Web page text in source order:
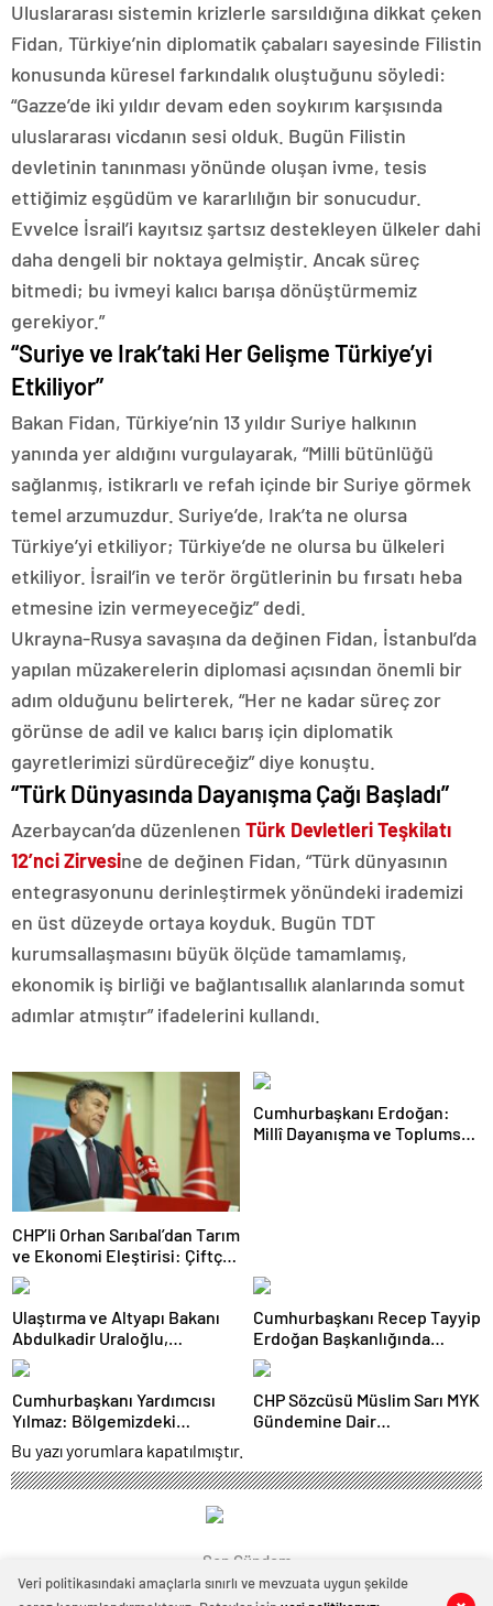
Uluslararası sistemin krizlerle sarsıldığına dikkat çeken
Fidan, Türkiye’nin diplomatik çabaları sayesinde Filistin
konusunda küresel farkındalık oluştuğunu söyledi:
“Gazze’de iki yıldır devam eden soykırım karşısında
uluslararası vicdanın sesi olduk. Bugün Filistin
devletinin tanınması yönünde oluşan ivme, tesis
ettiğimiz eşgüdüm ve kararlılığın bir sonucudur.
Evvelce İsrail’i kayıtsız şartsız destekleyen ülkeler dahi
daha dengeli bir noktaya gelmiştir. Ancak süreç
bitmedi; bu ivmeyi kalıcı barışa dönüştürmemiz
gerekiyor.”
“Suriye ve Irak’taki Her Gelişme Türkiye’yi
Etkiliyor”
Bakan Fidan, Türkiye’nin 13 yıldır Suriye halkının
yanında yer aldığını vurgulayarak, “Milli bütünlüğü
sağlanmış, istikrarlı ve refah içinde bir Suriye görmek
temel arzumuzdur. Suriye’de, Irak’ta ne olursa
Türkiye’yi etkiliyor; Türkiye’de ne olursa bu ülkeleri
etkiliyor. İsrail’in ve terör örgütlerinin bu fırsatı heba
etmesine izin vermeyeceğiz” dedi.
Ukrayna-Rusya savaşına da değinen Fidan, İstanbul’da
yapılan müzakerelerin diplomasi açısından önemli bir
adım olduğunu belirterek, “Her ne kadar süreç zor
görünse de adil ve kalıcı barış için diplomatik
gayretlerimizi sürdüreceğiz” diye konuştu.
“Türk Dünyasında Dayanışma Çağı Başladı”
Azerbaycan’da düzenlenen Türk Devletleri Teşkilatı
12’nci Zirvesine de değinen Fidan, “Türk dünyasının
entegrasyonunu derinleştirmek yönündeki irademizi
en üst düzeyde ortaya koyduk. Bugün TDT
kurumsallaşmasını büyük ölçüde tamamlamış,
ekonomik iş birliği ve bağlantısallık alanlarında somut
adımlar atmıştır” ifadelerini kullandı.
CHP’li Orhan Sarıbal’dan Tarım
ve Ekonomi Eleştirisi: Çiftçi
Kaderiyle Baş Başa Kaldı
Cumhurbaşkanı Erdoğan:
Millî Dayanışma ve Toplumsal
Ulaştırma ve Altyapı Bakanı
Abdulkadir Uraloğlu,
Afyonkarahisar Belediye
Başkanlarıyla Bir Araya Geldi
Cumhurbaşkanı Recep Tayyip
Erdoğan Başkanlığında
Toplanan AK Parti MKYK’da
Gündem “Terörsüz Türkiye”
Süreci Oldu
Cumhurbaşkanı Yardımcısı
Yılmaz: Bölgemizdeki
Emperyalist Tuzakları Boşa
Çıkarmaya Devam Edeceğiz
CHP Sözcüsü Müslim Sarı MYK
Gündemine Dair
Bu yazı yorumlara kapatılmıştır.
Son Gündem
Veri politikasındaki amaçlarla sınırlı ve mevzuata uygun şekilde